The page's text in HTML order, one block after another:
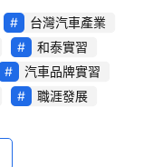
入參與單位業務，提
實習時薪為250元。
的實習經歷讓我非
，也在過程中獲得成
一個實習生就會讓我
台灣汽車產業
和泰實習
汽車品牌實習
職涯發展